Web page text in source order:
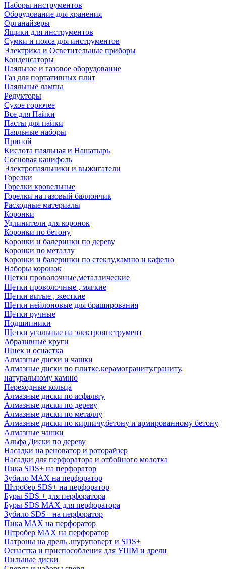
Наборы инструментов
Оборудование для хранения
Органайзеры
Ящики для инструментов
Сумки и пояса для инструментов
Электрика и Осветительные приборы
Конденсаторы
Паяльное и газовое оборудование
Газ для портативных плит
Паяльные лампы
Редукторы
Сухое горючее
Все для Пайки
Пасты для пайки
Паяльные наборы
Припой
Кислота паяльная и Нашатырь
Сосновая канифоль
Электропаяльники и выжигатели
Горелки
Горелки кровельные
Горелки на газовый баллончик
Расходные материалы
Коронки
Удлинители для коронок
Коронки по бетону
Коронки и балеринки по дереву
Коронки по металлу
Коронки и балеринки по стеклу,камню и кафелю
Наборы коронок
Щетки проволочные,металлические
Щетки проволочные , мягкие
Щетки витые , жесткие
Щетки нейлоновые для браширования
Щетки ручные
Подшипники
Щетки угольные на электроинструмент
Абразивные круги
Шнек и оснастка
Алмазные диски и чашки
Алмазные диски по плитке,керамограниту,граниту,
натуральному камню
Переходные кольца
Алмазные диски по асфальту
Алмазные диски по дереву
Алмазные диски по металлу
Алмазные диски по кирпичу,бетону и армированному бетону
Алмазные чашки
Альфа Диски по дереву
Насадки на реноватор и роторайзер
Насадки для перфоратора и отбойного молотка
Пика SDS+ на перфоратор
Зубило MAX на перфоратор
Штробер SDS+ на перфоратор
Буры SDS + для перфоратора
Буры SDS MAX для перфоратора
Зубило SDS+ на перфоратор
Пика MAX на перфоратор
Штробер MAX на перфоратор
Патроны на дрель ,шуруповерт и SDS+
Оснастка и приспособления для УШМ и дрели
Пильные диски